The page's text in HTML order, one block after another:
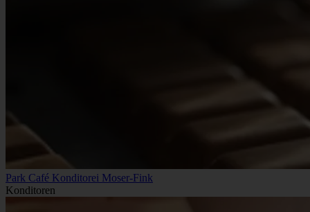
Park Café Konditorei Moser-Fink
Konditoren